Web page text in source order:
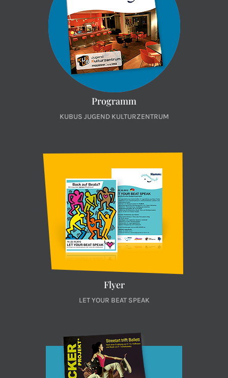
Programm
KUBUS JUGEND KULTURZENTRUM
Flyer
LET YOUR BEAT SPEAK